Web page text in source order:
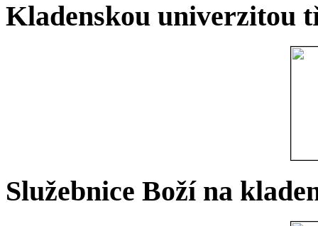
Kladenskou univerzitou
Služebnice Boží na